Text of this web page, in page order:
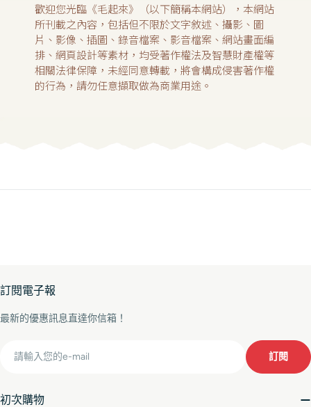
歡迎您光臨《毛起來》（以下簡稱本網站），本網站
所刊載之內容，包括但不限於文字敘述、攝影、圖
片、影像、插圖、錄音檔案、影音檔案、網站畫面編
排、網頁設計等素材，均受著作權法及智慧財產權等
相關法律保障，未經同意轉載，將會構成侵害著作權
的行為，請勿任意擷取做為商業用途。
初次購物
訂閱電子報
最新的優惠訊息直達你信箱！
訂閱